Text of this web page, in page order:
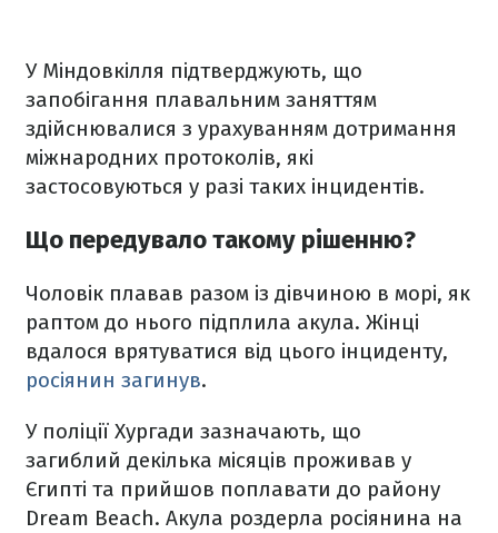
У Міндовкілля підтверджують, що
запобігання плавальним заняттям
здійснювалися з урахуванням дотримання
міжнародних протоколів, які
застосовуються у разі таких інцидентів.
Що передувало такому рішенню?
Чоловік плавав разом із дівчиною в морі, як
раптом до нього підплила акула. Жінці
вдалося врятуватися від цього інциденту,
росіянин загинув.
У поліції Хургади зазначають, що
загиблий декілька місяців проживав у
Єгипті та прийшов поплавати до району
Dream Beach. Акула роздерла росіянина на